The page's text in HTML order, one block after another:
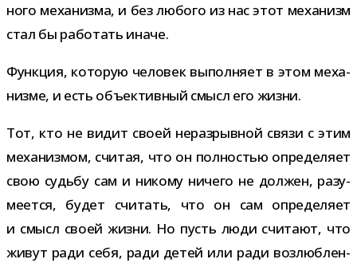
ного меха­низма, и без любого из нас этот меха­низм
стал бы рабо­тать иначе.
Функция, кото­рую чело­век выпол­няет в этом меха­
низме, и есть объ­ек­тив­ный смысл его жизни.
Тот, кто не видит своей нераз­рыв­ной связи с этим
меха­низ­мом, счи­тая, что он пол­но­стью опре­де­ляет
свою судьбу сам и никому ничего не дол­жен, разу­
ме­ется, будет счи­тать, что он сам опре­де­ляет
и смысл своей жизни. Но пусть люди счи­тают, что
живут ради себя, ради детей или ради воз­люб­лен­